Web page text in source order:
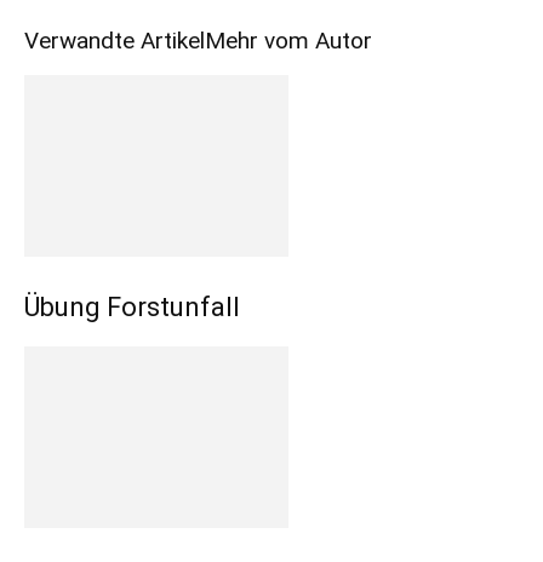
Verwandte ArtikelMehr vom Autor
Übung Forstunfall